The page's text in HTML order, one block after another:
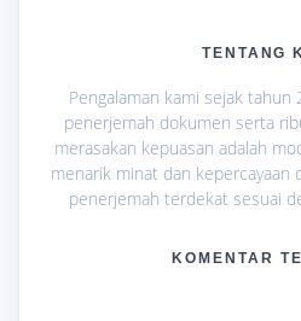
TENTANG
Pengalaman kami sejak tahun
penerjemah dokumen serta
merasakan kepuasan adalah
menarik minat dan kepercayaan
penerjemah terdekat sesuai
KOMENTAR